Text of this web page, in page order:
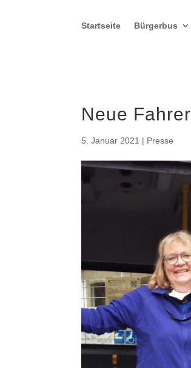
Startseite Bürgerbus
Neue
5. Januar 2021 | Presse